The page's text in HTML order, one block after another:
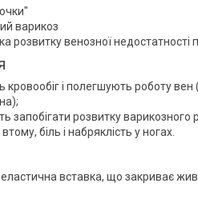
варикоз
розвитку венозної недостатності
і полегшують роботу
запобігати розвитку варикозного
біль і набряклість у ногах.
вставка, що закриває